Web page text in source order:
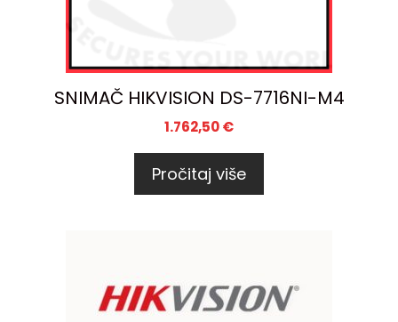
SNIMAČ HIKVISION DS-7716NI-M4
1.762,50€
Pročitaj više